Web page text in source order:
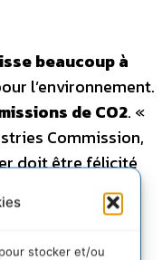
stocker et/ou
beaucoup à
l’environnement.
de CO2. «
Commission,
doit être félicité
ne soient pas
», ajoute